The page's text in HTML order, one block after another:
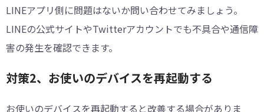
LINEアプリ側に問題はないか問い合わせてみましょう。
LINEの公式サイトやTwitterアカウントでも不具合や通信障
害の発生を確認できます。
対策2、お使いのデバイスを再起動する
お使いのデバイスを再起動すると改善する場合がありま